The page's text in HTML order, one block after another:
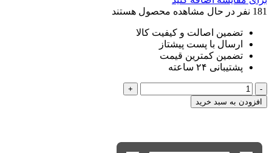
181 نفر در حال مشاهده محصول هستند
تضمین اصالت و کیفیت کالا
ارسال با پست پیشتاز
تضمین کمترین قیمت
پشتیبانی ۲۴ ساعته
راهنمای
نگارش
حقوقی
تعهدات)
افزودن به سبد خرید